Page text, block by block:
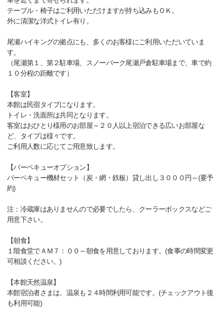
テーブル・椅子はご利用いただけますが持ち込みもＯＫ。
外に清潔な洋式トイレ有り。
尾瀬ハイキングの拠点にも、多くのお客様にご利用いただいていま
す。
（尾瀬第１、第２駐車場、スノーパーク尾瀬戸倉駐車場まで、車で約
１０分程の距離です）
【客室】
本館は民宿タイプになります。
トイレ・洗面所は共同となります。
客室はおひとり様用のお部屋～２０人以上宿泊できる広いお部屋な
ど、タイプは様々です。
ご利用人数に応じてご用意致します。
【バーベキューオプション】
バーベキュー機材セット（炭・網・鉄板）貸し出し３０００円～(要予
約)
注：冷蔵庫はありませんので必要でしたら、クーラーボックスなどご
用意下さい。
【朝食】
１階食堂でＡＭ７：００～朝食を用意しております。(食事の時間変更
可相談ください。)
【本館天然温泉】
本館宿泊者さまは、温泉も２４時間利用可能です。(チェックアウト後
も利用可能)